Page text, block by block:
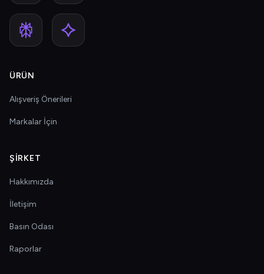
ÜRÜN
Alışveriş Önerileri
Markalar İçin
ŞIRKET
Hakkımızda
İletişim
Basın Odası
Raporlar